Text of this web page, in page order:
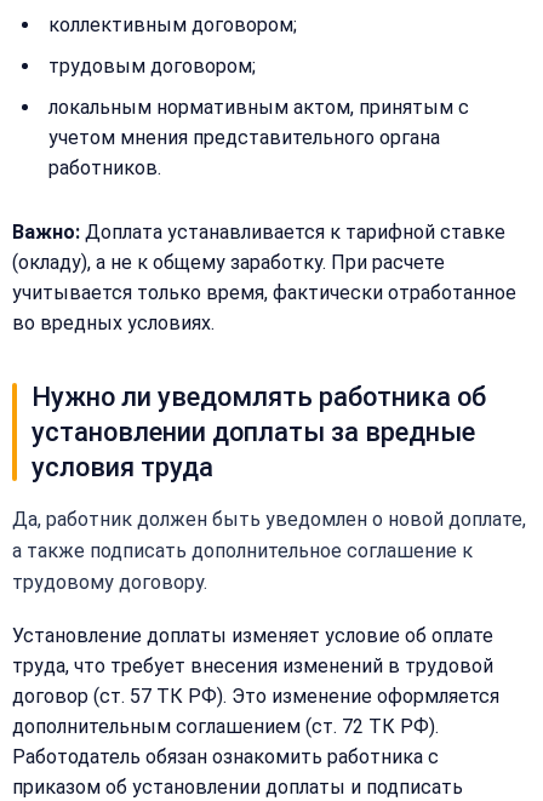
коллективным договором;
трудовым договором;
локальным нормативным актом, принятым с
учетом мнения представительного органа
работников.
Важно: Доплата устанавливается к тарифной ставке
(окладу), а не к общему заработку. При расчете
учитывается только время, фактически отработанное
во вредных условиях.
Нужно ли уведомлять работника об
установлении доплаты за вредные
условия труда
Да, работник должен быть уведомлен о новой доплате,
а также подписать дополнительное соглашение к
трудовому договору.
Установление доплаты изменяет условие об оплате
труда, что требует внесения изменений в трудовой
договор (ст. 57 ТК РФ). Это изменение оформляется
дополнительным соглашением (ст. 72 ТК РФ).
Работодатель обязан ознакомить работника с
приказом об установлении доплаты и подписать
Согласен на
обработку
Получить расчёт
стоимость
Телефон:
+
Добавить
Согласен на
данных
отвечаем
15 минут
Получить расчёт
Или
нам:
+7
(499)
22-
40